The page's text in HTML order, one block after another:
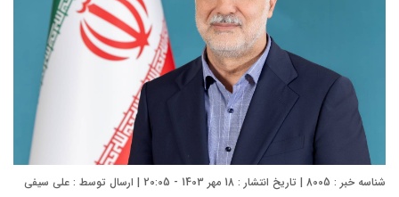
شناسه خبر : 8005 | تاریخ انتشار : 18 مهر 1403 - 20:05 | ارسال توسط : علی سیفی